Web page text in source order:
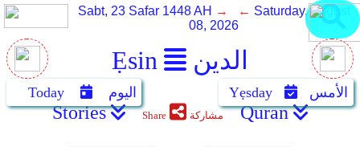
Ẹsin الدين
Sabt, 23 Safar 1448 AH → ← Saturday, August
08, 2026
Today اليوم Yẹsday الأمس
Stories Share مشاركة Quran